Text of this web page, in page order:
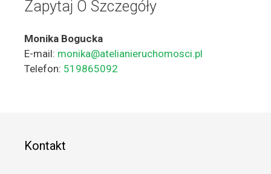
Zapytaj O Szczegóły
Monika Bogucka
E-mail: monika@atelianieruchomosci.pl
Telefon: 519865092
Kontakt